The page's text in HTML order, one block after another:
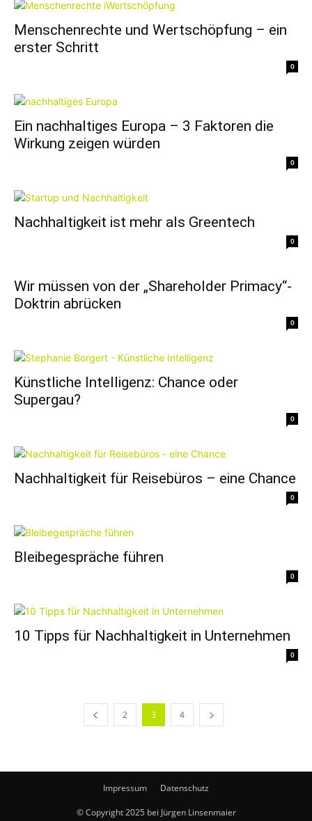
Menschenrechte und Wertschöpfung – ein
erster Schritt
0
Ein nachhaltiges Europa – 3 Faktoren die
Wirkung zeigen würden
0
Nachhaltigkeit ist mehr als Greentech
0
Wir müssen von der „Shareholder Primacy“-
Doktrin abrücken
0
Künstliche Intelligenz: Chance oder
Supergau?
0
Nachhaltigkeit für Reisebüros – eine Chance
0
Bleibegespräche führen
0
10 Tipps für Nachhaltigkeit in Unternehmen
0
2 3 4
Impressum Datenschutz
© Copyright 2025 bei Jürgen Linsenmaier